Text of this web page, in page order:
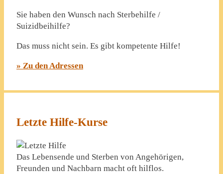
Sie haben den Wunsch nach Sterbehilfe /
Suizidbeihilfe?
Das muss nicht sein. Es gibt kompetente Hilfe!
» Zu den Adressen
Letzte Hilfe-Kurse
Das Lebensende und Sterben von Angehörigen,
Freunden und Nachbarn macht oft hilflos.